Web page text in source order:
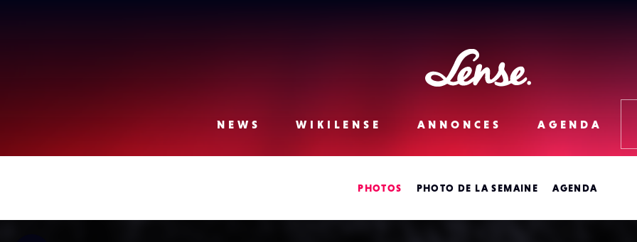
Lense
NEWS
WIKILENSE ANNONCES AGENDA
PHOTOS PHOTO DE LA SEMAINE AGENDA